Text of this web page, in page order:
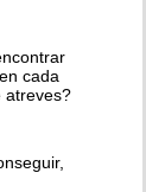
cada
atreves?